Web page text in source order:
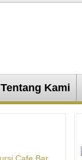
Tentang Kami